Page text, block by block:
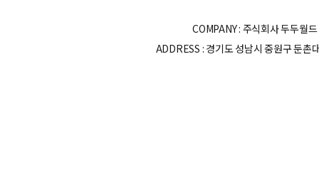
COMPANY : 주식회사 두두
ADDRESS : 경기도 성남시 중원구 둔